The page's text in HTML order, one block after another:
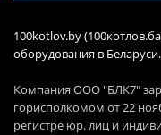
100kotlov.by
оборудования в Беларуси.
Компания ООО "БЛК7"
горисполкомом от 22
регистре юр. лиц и